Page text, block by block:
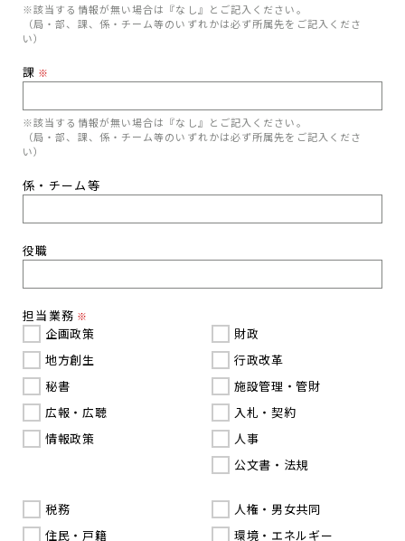
※該当する情報が無い場合は『なし』とご記入ください。
（局・部、課、係・チーム等のいずれかは必ず所属先をご記入くださ
い）
課 ※
※該当する情報が無い場合は『なし』とご記入ください。
（局・部、課、係・チーム等のいずれかは必ず所属先をご記入くださ
い）
係・チーム等
役職
担当業務 ※
企画政策
地方創生
秘書
広報・広聴
情報政策
財政
行政改革
施設管理・管財
入札・契約
人事
公文書・法規
税務
住民・戸籍
人権・男女共同
環境・エネルギー